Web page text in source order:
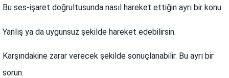
Bu ses-işaret doğrultusunda nasıl hareket ettiğin ayrı bir konu.
Yanlış ya da uygunsuz şekilde hareket edebilirsin.
Karşındakine zarar verecek şekilde sonuçlanabilir. Bu ayrı bir
sorun.